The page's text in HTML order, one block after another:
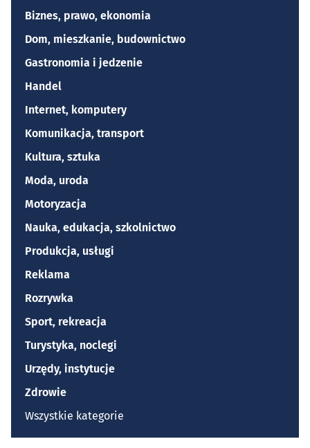
Biznes, prawo, ekonomia
Dom, mieszkanie, budownictwo
Gastronomia i jedzenie
Handel
Internet, komputery
Komunikacja, transport
Kultura, sztuka
Moda, uroda
Motoryzacja
Nauka, edukacja, szkolnictwo
Produkcja, usługi
Reklama
Rozrywka
Sport, rekreacja
Turystyka, noclegi
Urzędy, instytucje
Zdrowie
Wszystkie kategorie